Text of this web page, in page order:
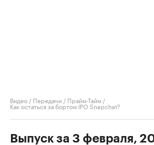
Видео / Передачи / Прайм-Тайм /
Как остаться за бортом IPO Snapchat?
Выпуск за 3 февраля,